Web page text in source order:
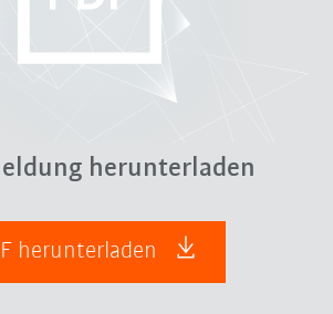
herunterladen
herunterladen